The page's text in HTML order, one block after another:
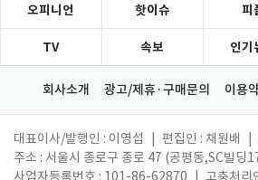
오피니언 핫이슈 피
TV 속보 인기
회사소개 광고/제휴·구매문의 이용
대표이사/발행인 : 이영섭 편집인 : 채원배
주소 : 서울시 종로구 종로 47 (공평동,SC빌딩
사업자등록번호 : 101-86-62870
고충처리